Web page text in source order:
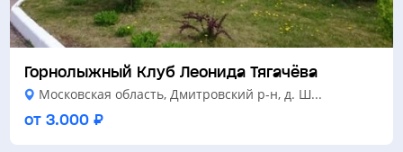
Горнолыжный Клуб Леонида Тягачёва
Московская область, Дмитровский р-н, д. Ш...
от 3.000 ₽